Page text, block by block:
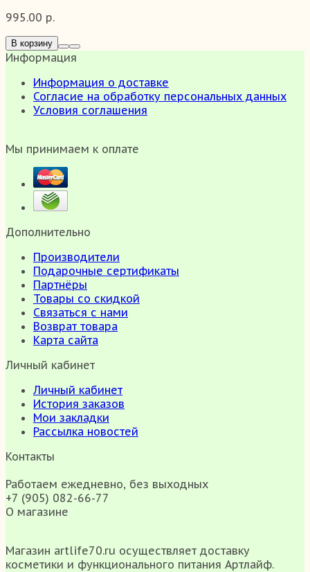
995.00 р.
В корзину
Информация
Информация о доставке
Согласие на обработку персональных данных
Условия соглашения
Мы принимаем к оплате
Дополнительно
Производители
Подарочные сертификаты
Партнёры
Товары со скидкой
Связаться с нами
Возврат товара
Карта сайта
Личный кабинет
Личный кабинет
История заказов
Мои закладки
Рассылка новостей
Контакты
Работаем ежедневно, без выходных
+7 (905) 082-66-77
О магазине
Магазин artlife70.ru осуществляет доставку
косметики и функционального питания Артлайф.